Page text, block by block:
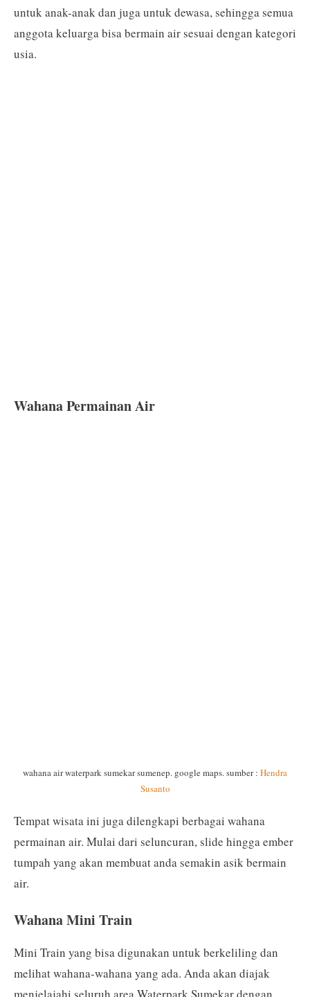
untuk anak-anak dan juga untuk dewasa, sehingga semua
anggota keluarga bisa bermain air sesuai dengan kategori
usia.
Wahana Permainan Air
wahana air waterpark sumekar sumenep. google maps. sumber : Hendra
Susanto
Tempat wisata ini juga dilengkapi berbagai wahana
permainan air. Mulai dari seluncuran, slide hingga ember
tumpah yang akan membuat anda semakin asik bermain
air.
Wahana Mini Train
Mini Train yang bisa digunakan untuk berkeliling dan
melihat wahana-wahana yang ada. Anda akan diajak
menjelajahi seluruh area Waterpark Sumekar dengan